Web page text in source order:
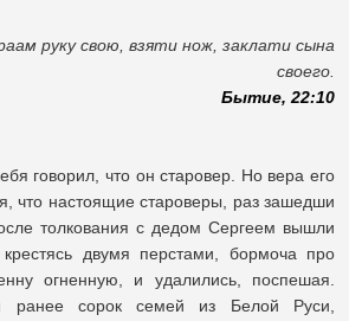
руку свою, взяти нож, заклати сына
своего.
Бытие, 22:10
говорил, что он старовер. Но вера его
что настоящие староверы, раз зашедши
толкования с дедом Сергеем вышли
крестясь двумя перстами, бормоча про
огненную, и удалились, поспешая.
ранее сорок семей из Белой Руси,